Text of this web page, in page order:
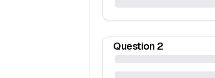
Question 2